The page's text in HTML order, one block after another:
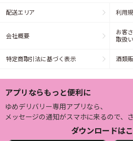
配送エリア 利用
会社概要
お客
取扱
特定商取引法に基づく表示 酒類
アプリならもっと便利に
ゆめデリバリー専用アプリなら、
メッセージの通知がスマホに来るので、さ
ダウンロードは